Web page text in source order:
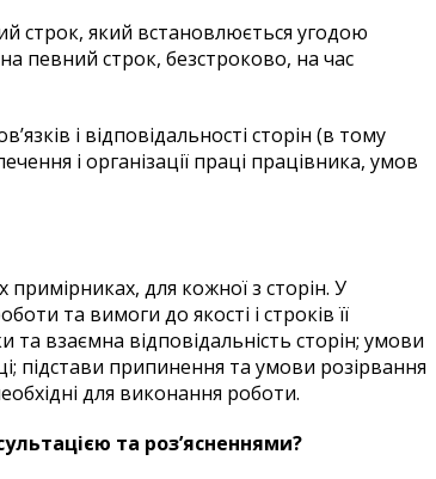
строк, який встановлюється угодою
певний строк, безстроково, на час
і відповідальності сторін (в тому
і організації праці працівника, умов
для кожної з сторін. У
та вимоги до якості і строків її
та взаємна відповідальність сторін; умови
підстави припинення та умови розірвання
для виконання роботи.
та роз’ясненнями?